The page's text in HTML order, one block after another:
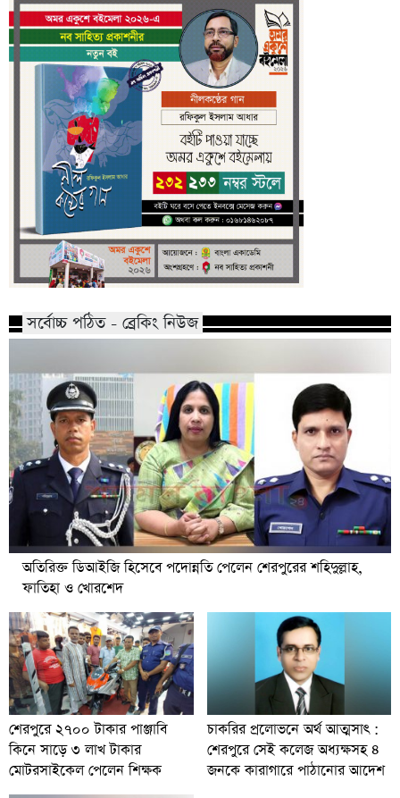
সর্বোচ্চ পঠিত - ব্রেকিং নিউজ
অতিরিক্ত ডিআইজি হিসেবে পদোন্নতি পেলেন শেরপুরের শহিদুল্লাহ,
ফাতিহা ও খোরশেদ
শেরপুরে ২৭০০ টাকার পাঞ্জাবি
কিনে সাড়ে ৩ লাখ টাকার
মোটরসাইকেল পেলেন শিক্ষক
চাকরির প্রলোভনে অর্থ আত্মসাৎ :
শেরপুরে সেই কলেজ অধ্যক্ষসহ ৪
জনকে কারাগারে পাঠানোর আদেশ